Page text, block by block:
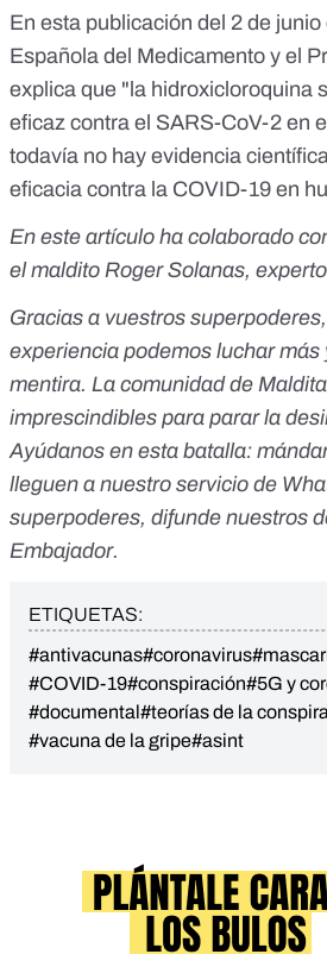
En esta publicación del 2 de
Española del Medicamento y el
explica que "la hidroxicloroquina
eficaz contra el SARS-CoV-2 en
todavía no hay evidencia
eficacia contra la COVID-19 en
En este artículo ha colaborado
el maldito Roger Solanas,
Gracias a vuestros
experiencia podemos luchar más
mentira. La comunidad de
imprescindibles para parar la
Ayúdanos en esta batalla:
lleguen a nuestro servicio de
superpoderes, difunde nuestros
Embajador.
ETIQUETAS:
#antivacunas#coronavirus
#COVID-19#conspiración#5G y
#documental#teorías de la
#vacuna de la gripe#asint